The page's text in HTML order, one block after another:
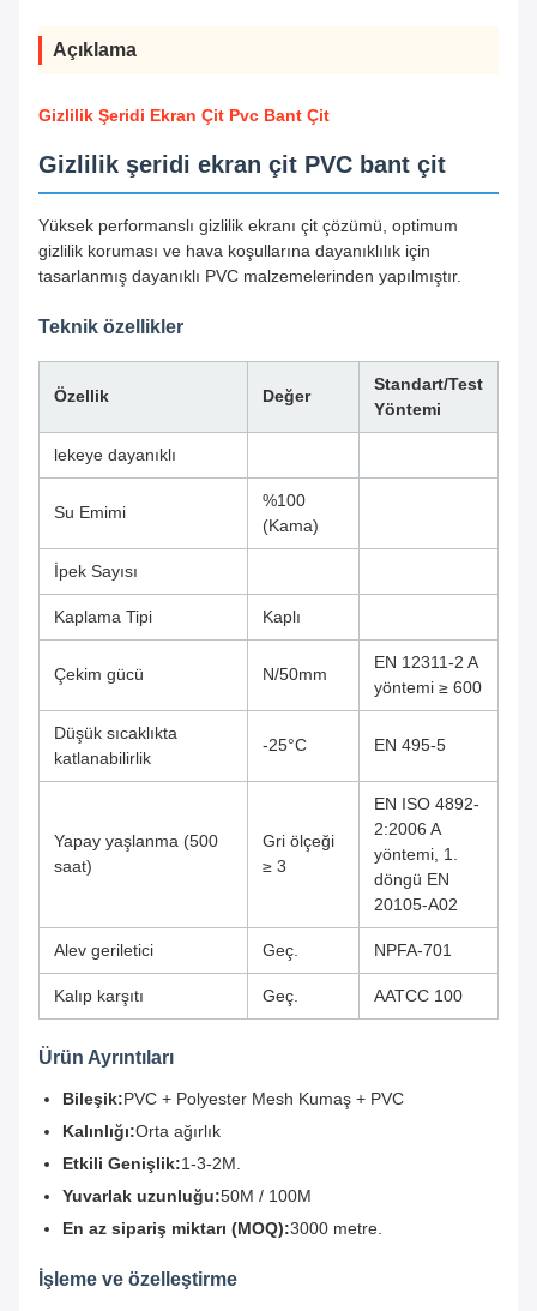
Açıklama
Gizlilik Şeridi Ekran Çit Pvc Bant Çit
Gizlilik şeridi ekran çit PVC bant çit
Yüksek performanslı gizlilik ekranı çit çözümü, optimum
gizlilik koruması ve hava koşullarına dayanıklılık için
tasarlanmış dayanıklı PVC malzemelerinden yapılmıştır.
Teknik özellikler
Özellik Değer
Standart/Test
Yöntemi
lekeye dayanıklı
Su Emimi
%100
(Kama)
İpek Sayısı
Kaplama Tipi Kaplı
Çekim gücü N/50mm
EN 12311-2 A
yöntemi ≥ 600
Düşük sıcaklıkta
katlanabilirlik
-25°C EN 495-5
Yapay yaşlanma (500
saat)
Gri ölçeği
≥ 3
EN ISO 4892-
2:2006 A
yöntemi, 1.
döngü EN
20105-A02
Alev geriletici Geç. NPFA-701
Kalıp karşıtı Geç. AATCC 100
Ürün Ayrıntıları
Bileşik:PVC + Polyester Mesh Kumaş + PVC
Kalınlığı:Orta ağırlık
Etkili Genişlik:1-3-2M.
Yuvarlak uzunluğu:50M / 100M
En az sipariş miktarı (MOQ):3000 metre.
İşleme ve özelleştirme